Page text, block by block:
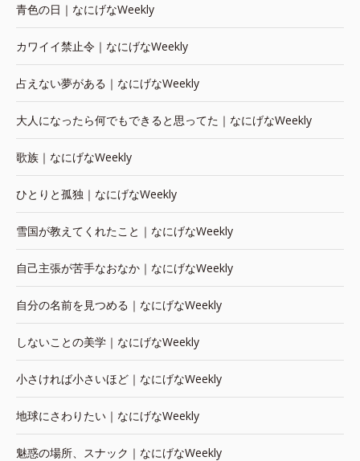
青色の日｜なにげなWeekly
カワイイ禁止令｜なにげなWeekly
占えない夢がある｜なにげなWeekly
大人になったら何でもできると思ってた｜なにげなWeekly
歌族｜なにげなWeekly
ひとりと孤独｜なにげなWeekly
雪国が教えてくれたこと｜なにげなWeekly
自己主張が苦手なおなか｜なにげなWeekly
自分の名前を見つめる｜なにげなWeekly
しないことの美学｜なにげなWeekly
小さければ小さいほど｜なにげなWeekly
地球にさわりたい｜なにげなWeekly
魅惑の場所、スナック｜なにげなWeekly